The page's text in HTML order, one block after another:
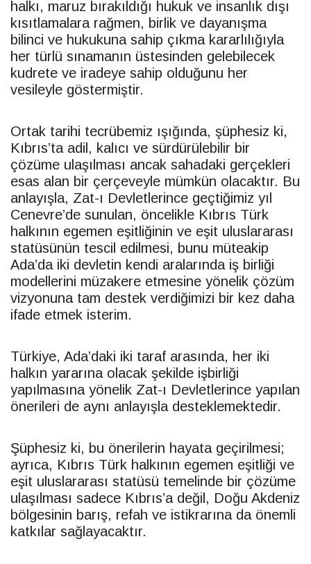
halkı, maruz bırakıldığı hukuk ve insanlık dışı
kısıtlamalara rağmen, birlik ve dayanışma
bilinci ve hukukuna sahip çıkma kararlılığıyla
her türlü sınamanın üstesinden gelebilecek
kudrete ve iradeye sahip olduğunu her
vesileyle göstermiştir.
Ortak tarihi tecrübemiz ışığında, şüphesiz ki,
Kıbrıs’ta adil, kalıcı ve sürdürülebilir bir
çözüme ulaşılması ancak sahadaki gerçekleri
esas alan bir çerçeveyle mümkün olacaktır. Bu
anlayışla, Zat-ı Devletlerince geçtiğimiz yıl
Cenevre’de sunulan, öncelikle Kıbrıs Türk
halkının egemen eşitliğinin ve eşit uluslararası
statüsünün tescil edilmesi, bunu müteakip
Ada’da iki devletin kendi aralarında iş birliği
modellerini müzakere etmesine yönelik çözüm
vizyonuna tam destek verdiğimizi bir kez daha
ifade etmek isterim.
Türkiye, Ada’daki iki taraf arasında, her iki
halkın yararına olacak şekilde işbirliği
yapılmasına yönelik Zat-ı Devletlerince yapılan
önerileri de aynı anlayışla desteklemektedir.
Şüphesiz ki, bu önerilerin hayata geçirilmesi;
ayrıca, Kıbrıs Türk halkının egemen eşitliği ve
eşit uluslararası statüsü temelinde bir çözüme
ulaşılması sadece Kıbrıs’a değil, Doğu Akdeniz
bölgesinin barış, refah ve istikrarına da önemli
katkılar sağlayacaktır.